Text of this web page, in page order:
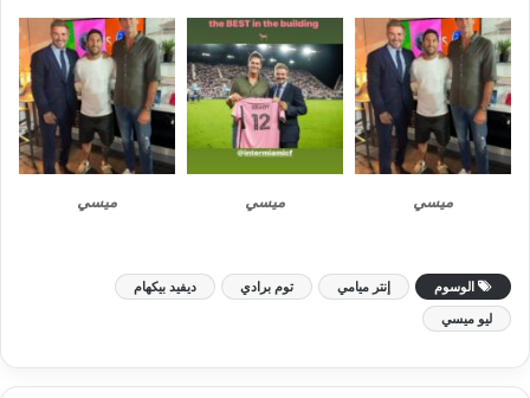
ميسي ميسي ميسي
الوسوم إنتر ميامي توم برادي ديفيد بيكهام
ليو ميسي